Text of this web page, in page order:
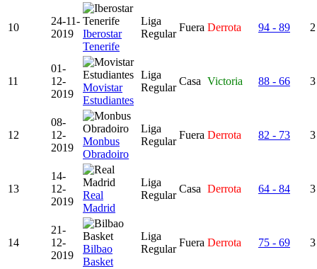
10
24-11-
2019
Iberostar
Tenerife
Liga
Regular
Fuera Derrota 94 - 89
11
01-
12-
2019
Movistar
Estudiantes
Liga
Regular
Casa Victoria 88 - 66
12
08-
12-
2019
Monbus
Obradoiro
Liga
Regular
Fuera Derrota 82 - 73
13
14-
12-
2019
Real
Madrid
Liga
Regular
Casa Derrota 64 - 84
14
21-
12-
2019
Bilbao
Basket
Liga
Regular
Fuera Derrota 75 - 69